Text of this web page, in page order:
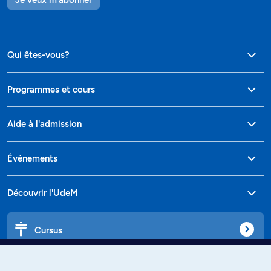
Qui êtes-vous?
Programmes et cours
Aide à l'admission
Événements
Découvrir l'UdeM
Cursus